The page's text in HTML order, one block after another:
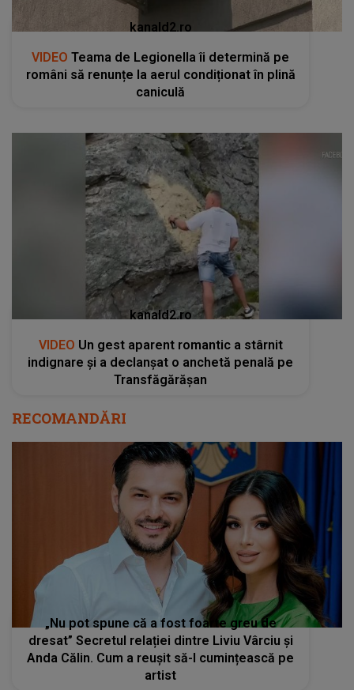
kanald2.ro
VIDEO Teama de Legionella îi determină pe
români să renunțe la aerul condiționat în plină
caniculă
kanald2.ro
VIDEO Un gest aparent romantic a stârnit
indignare și a declanșat o anchetă penală pe
Transfăgărășan
RECOMANDĂRI
„Nu pot spune că a fost foarte greu de
dresat” Secretul relației dintre Liviu Vârciu și
Anda Călin. Cum a reușit să-l cumințească pe
artist